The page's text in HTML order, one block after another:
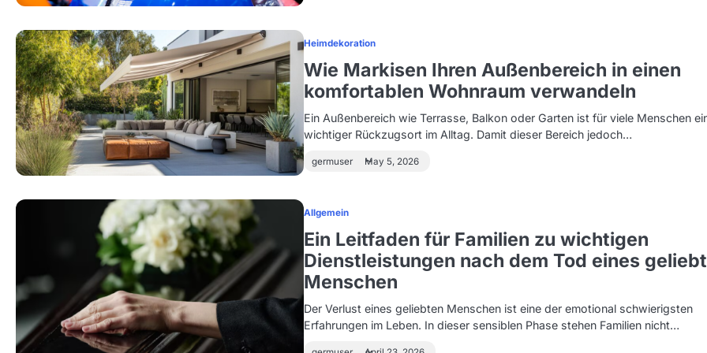
Heimdekoration
Wie Markisen Ihren Außenbereich in einen
komfortablen Wohnraum verwandeln
Ein Außenbereich wie Terrasse, Balkon oder Garten ist für viele Menschen
wichtiger Rückzugsort im Alltag. Damit dieser Bereich jedoch…
germuser May 5, 2026
Allgemein
Ein Leitfaden für Familien zu wichtigen
Dienstleistungen nach dem Tod eines
Menschen
Der Verlust eines geliebten Menschen ist eine der emotional schwierigsten
Erfahrungen im Leben. In dieser sensiblen Phase stehen Familien nicht…